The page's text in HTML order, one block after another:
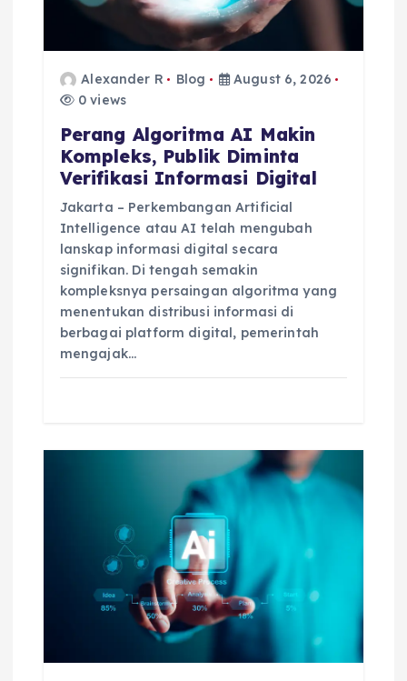
Alexander R Blog
August 6, 2026
0 views
Perang Algoritma AI Makin
Kompleks, Publik Diminta
Verifikasi Informasi Digital
Jakarta – Perkembangan Artificial
Intelligence atau AI telah mengubah
lanskap informasi digital secara
signifikan. Di tengah semakin
kompleksnya persaingan algoritma yang
menentukan distribusi informasi di
berbagai platform digital, pemerintah
mengajak…